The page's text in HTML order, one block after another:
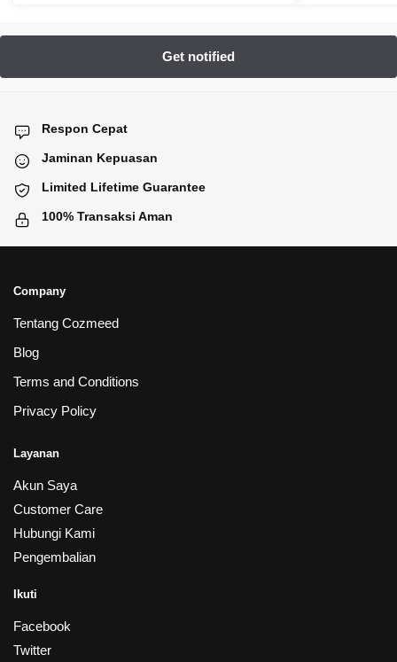
Respon Cepat
Jaminan Kepuasan
Limited Lifetime Guarantee
100% Transaksi Aman
Company
Tentang Cozmeed
Blog
Terms and Conditions
Privacy Policy
Layanan
Akun Saya
Customer Care
Hubungi Kami
Pengembalian
Ikuti
Facebook
Twitter